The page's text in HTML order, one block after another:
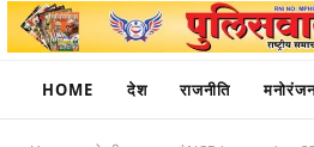
HOME देश राजनीति